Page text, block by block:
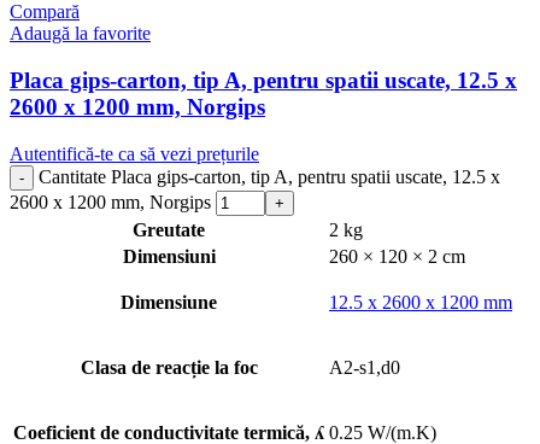
Compară
Adaugă la favorite
Placa gips-carton, tip A, pentru spatii uscate, 12.5 x
2600 x 1200 mm, Norgips
Autentifică-te ca să vezi prețurile
Cantitate Placa gips-carton, tip A, pentru spatii uscate, 12.5 x
2600 x 1200 mm, Norgips
Greutate
2 kg
Dimensiuni
260 × 120 × 2 cm
Dimensiune 12.5 x 2600 x 1200 mm
Clasa de reacție la foc А2-s1,d0
Coeficient de conductivitate termică, ʎ 0.25 W/(m.K)